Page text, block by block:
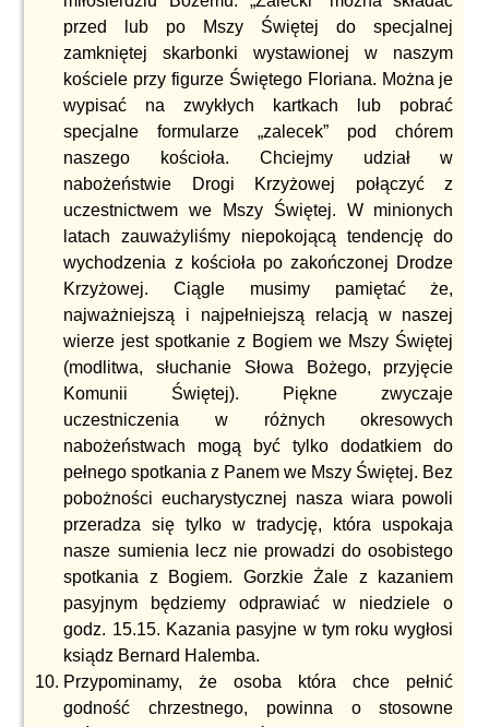
przed lub po Mszy Świętej do specjalnej
zamkniętej skarbonki wystawionej w naszym
kościele przy figurze Świętego Floriana. Można je
wypisać na zwykłych kartkach lub pobrać
specjalne formularze „zalecek” pod chórem
naszego kościoła. Chciejmy udział w
nabożeństwie Drogi Krzyżowej połączyć z
uczestnictwem we Mszy Świętej. W minionych
latach zauważyliśmy niepokojącą tendencję do
wychodzenia z kościoła po zakończonej Drodze
Krzyżowej. Ciągle musimy pamiętać że,
najważniejszą i najpełniejszą relacją w naszej
wierze jest spotkanie z Bogiem we Mszy Świętej
(modlitwa, słuchanie Słowa Bożego, przyjęcie
Komunii Świętej). Piękne zwyczaje
uczestniczenia w różnych okresowych
nabożeństwach mogą być tylko dodatkiem do
pełnego spotkania z Panem we Mszy Świętej. Bez
pobożności eucharystycznej nasza wiara powoli
przeradza się tylko w tradycję, która uspokaja
nasze sumienia lecz nie prowadzi do osobistego
spotkania z Bogiem. Gorzkie Żale z kazaniem
pasyjnym będziemy odprawiać w niedziele o
godz. 15.15. Kazania pasyjne w tym roku wygłosi
ksiądz Bernard Halemba.
Przypominamy, że osoba która chce pełnić
godność chrzestnego, powinna o stosowne